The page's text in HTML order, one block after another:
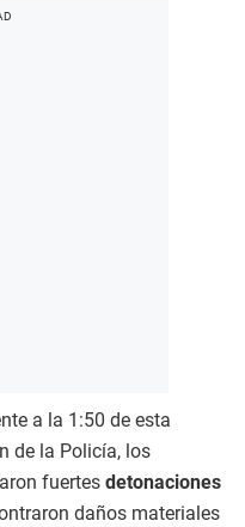
a la 1:50 de esta
de la Policía, los
fuertes detonaciones
daños materiales